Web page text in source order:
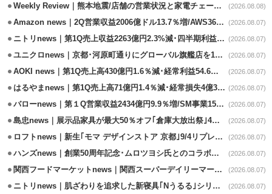
Weekly Review｜熊本地震/店舗の営業状況と家電チェーンの支援策 (2026.08.08)
Amazon news｜2Q営業収益2006億ドル13.7％増/AWS36.8％％増が貢献 (2026.08.07)
ニトリnews｜第1Q売上収益2263億円2.3%減･四半期利益1.4％減 (2026.08.07)
ユニクロnews｜京都･河原町通りにグローバル旗艦店を11/6開設 (2026.08.07)
AOKI news｜第1Q売上高430億円1.6％減･経常利益54.6％減 (2026.08.07)
はるやまnews｜第1Q売上高71億円1.4％減･経常損失4億3800万円 (2026.08.07)
バローnews｜第１Q営業収益2434億円9.9％増/SM事業15.5％増と絶好調 (2026.08.07)
島忠news｜展示品家具が最大50％オフ｢倉庫大放出祭｣4店舗限定で開催 (2026.08.07)
ロフトnews｜新生｢モマ デザインストア 京都｣9/4リプレイスオープン (2026.08.07)
ハンズnews｜創業50周年記念･ムロツヨシ氏とのコラボ企画｢ムロハンズ｣開催 (2026.08.07)
関西フードマーケットnews｜関西スーパーデイリーマート蒲生店8/7改装 (2026.08.07)
ニトリnews｜肌ざわりを追求した新寝具｢Nうるる｣シリーズを発売 (2026.08.07)